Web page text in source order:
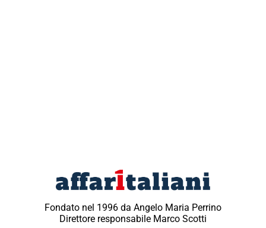
Fondato nel 1996 da Angelo Maria Perrino
Direttore responsabile Marco Scotti